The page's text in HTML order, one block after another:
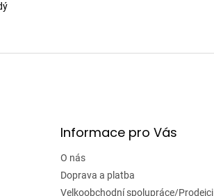
Informace pro Vás
O nás
Doprava a platba
Velkoobchodní spolupráce/Prodejci